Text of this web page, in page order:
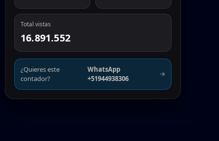
Total vistas
16.891.552
¿Quieres este
contador?
WhatsApp
+51944938306
→